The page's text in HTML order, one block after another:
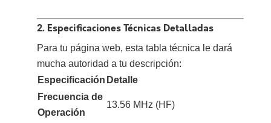
2. Especificaciones Técnicas Detalladas
Para tu página web, esta tabla técnica le dará
mucha autoridad a tu descripción:
Especificación Detalle
Frecuencia de
Operación
13.56 MHz (HF)